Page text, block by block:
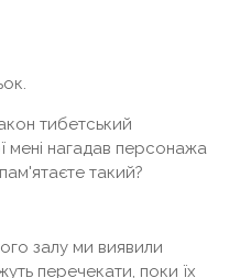
тибетський
мені нагадав персонажа
такий?
залу ми виявили
перечекати, поки їх